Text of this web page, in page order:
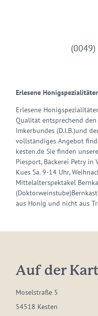
Erlesene
Erlesene
Qualität entsprechend
Imkerbundes (D.I.B.)und
vollständiges Angebot
kesten.de Sie finden
Piesport, Bäckerei Petry in
Kues Sa. 9-14 Uhr,
Mittelalterspektakel
aus Honig und nicht aus
Auf der
Moselstraße 5
54518 Kesten